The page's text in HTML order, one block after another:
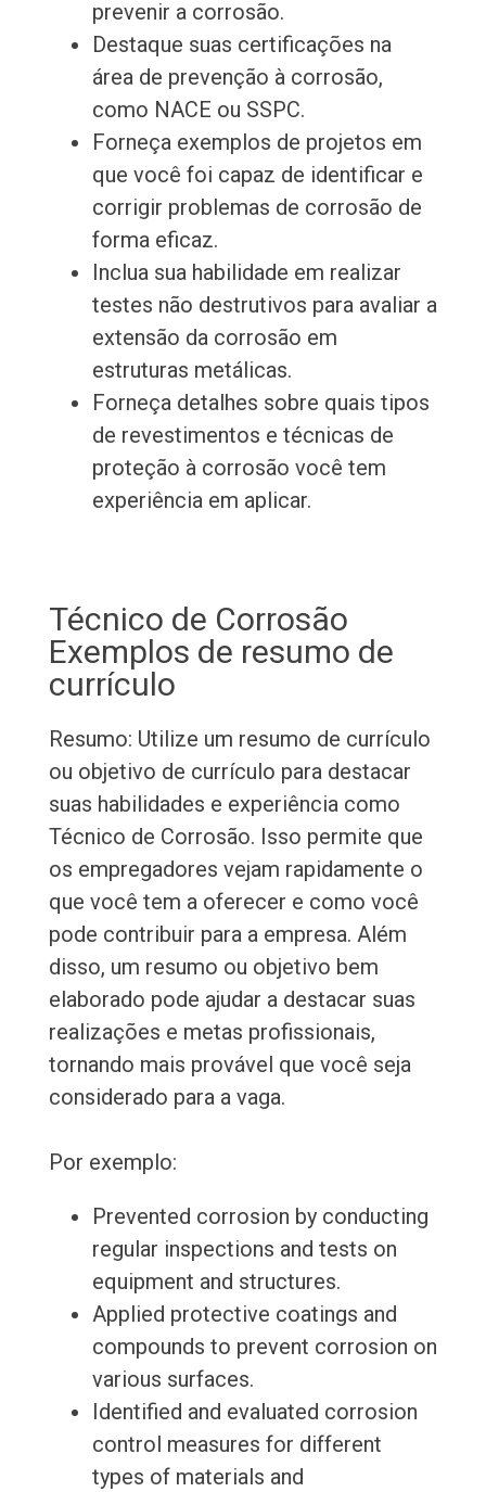
prevenir a corrosão.
Destaque suas certificações na
área de prevenção à corrosão,
como NACE ou SSPC.
Forneça exemplos de projetos em
que você foi capaz de identificar e
corrigir problemas de corrosão de
forma eficaz.
Inclua sua habilidade em realizar
testes não destrutivos para avaliar a
extensão da corrosão em
estruturas metálicas.
Forneça detalhes sobre quais tipos
de revestimentos e técnicas de
proteção à corrosão você tem
experiência em aplicar.
Técnico de Corrosão
Exemplos de resumo de
currículo
Resumo: Utilize um resumo de currículo
ou objetivo de currículo para destacar
suas habilidades e experiência como
Técnico de Corrosão. Isso permite que
os empregadores vejam rapidamente o
que você tem a oferecer e como você
pode contribuir para a empresa. Além
disso, um resumo ou objetivo bem
elaborado pode ajudar a destacar suas
realizações e metas profissionais,
tornando mais provável que você seja
considerado para a vaga.
Por exemplo:
Prevented corrosion by conducting
regular inspections and tests on
equipment and structures.
Applied protective coatings and
compounds to prevent corrosion on
various surfaces.
Identified and evaluated corrosion
control measures for different
types of materials and